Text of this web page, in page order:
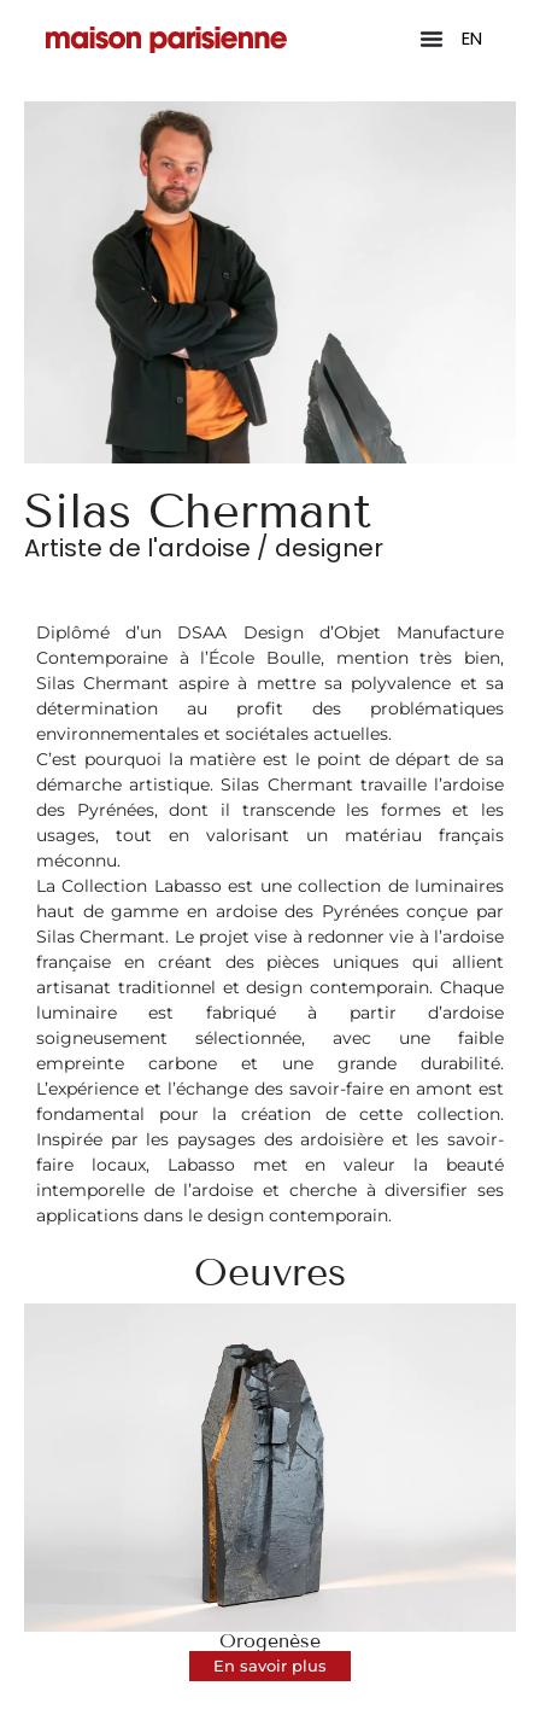
EN
Silas Chermant
Artiste de l'ardoise / designer
Diplômé d’un DSAA Design d’Objet Manufacture
Contemporaine à l’École Boulle, mention très bien,
Silas Chermant aspire à mettre sa polyvalence et sa
détermination au profit des problématiques
environnementales et sociétales actuelles.
C’est pourquoi la matière est le point de départ de sa
démarche artistique. Silas Chermant travaille l’ardoise
des Pyrénées, dont il transcende les formes et les
usages, tout en valorisant un matériau français
méconnu.
La Collection Labasso est une collection de luminaires
haut de gamme en ardoise des Pyrénées conçue par
Silas Chermant. Le projet vise à redonner vie à l’ardoise
française en créant des pièces uniques qui allient
artisanat traditionnel et design contemporain. Chaque
luminaire est fabriqué à partir d’ardoise
soigneusement sélectionnée, avec une faible
empreinte carbone et une grande durabilité.
L’expérience et l’échange des savoir-faire en amont est
fondamental pour la création de cette collection.
Inspirée par les paysages des ardoisière et les savoir-
faire locaux, Labasso met en valeur la beauté
intemporelle de l’ardoise et cherche à diversifier ses
applications dans le design contemporain.
Oeuvres
Orogenèse
En savoir plus